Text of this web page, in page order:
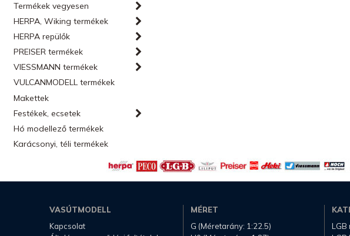
Termékek vegyesen
HERPA, Wiking termékek
HERPA repülők
PREISER termékek
VIESSMANN termékek
VULCANMODELL termékek
Makettek
Festékek, ecsetek
Hó modellező termékek
Karácsonyi, téli termékek
VASÚTMODELL
Kapcsolat
MÉRET
G (Méretarány: 1:22.5)
LGB